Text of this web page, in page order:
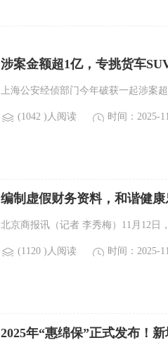
涉案金额超1亿，专挑货车
上海公安经侦部门今年破获一起涉案
(1042 )人阅读 时间：2025-
编制虚假财务资料，和谐健
北京商报讯（记者 李秀梅）11月12日
(1120 )人阅读 时间：2025-
2025年“惠绵保”正式发布！